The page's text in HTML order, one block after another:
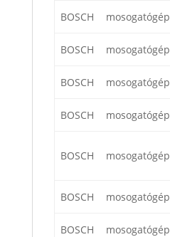
BOSCH mosogatógép
BOSCH mosogatógép
BOSCH mosogatógép
BOSCH mosogatógép
BOSCH mosogatógép
BOSCH mosogatógép
BOSCH mosogatógép